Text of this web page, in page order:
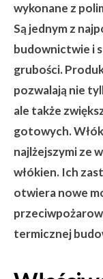
wykonane z
Są jednym z
budownictwie i
grubości.
pozwalają nie
ale także
gotowych.
najlżejszymi ze
włókien. Ich
otwiera nowe
termicznej